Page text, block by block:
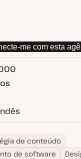
me com esta
de conteúdo
de software